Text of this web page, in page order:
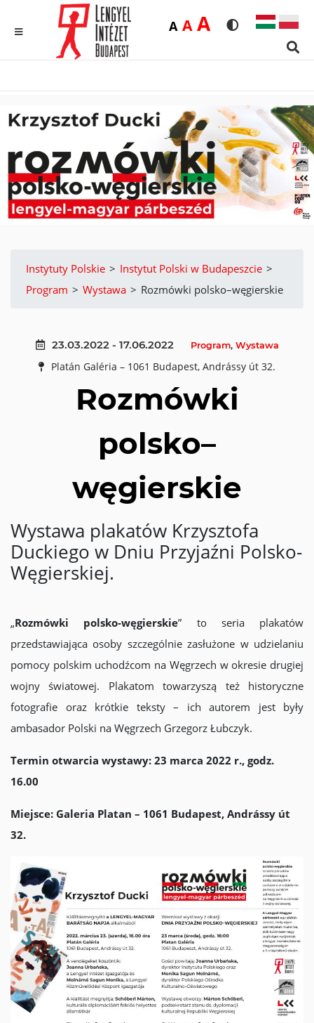
Rozmiar
ADomyślna
AŚrednia
ADużaWersja
Instytuty Polskie > Instytut Polski w Budapeszcie >
Program > Wystawa > Rozmówki polsko–węgierskie
23.03.2022 - 17.06.2022 Program, Wystawa
Platán Galéria – 1061 Budapest, Andrássy út 32.
Rozmówki
polsko–
węgierskie
Wystawa plakatów Krzysztofa
Duckiego w Dniu Przyjaźni Polsko-
Węgierskiej.
„Rozmówki polsko-węgierskie” to seria plakatów
przedstawiająca osoby szczególnie zasłużone w udzielaniu
pomocy polskim uchodźcom na Węgrzech w okresie drugiej
wojny światowej. Plakatom towarzyszą też historyczne
fotografie oraz krótkie teksty – ich autorem jest były
ambasador Polski na Węgrzech Grzegorz Łubczyk.
Termin otwarcia wystawy: 23 marca 2022 r., godz.
16.00
Miejsce: Galeria Platan – 1061 Budapest, Andrássy út
32.